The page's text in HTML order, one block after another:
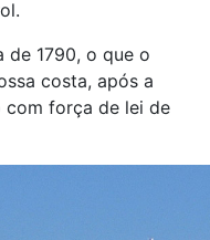
1790, o que o
costa, após a
com força de lei de